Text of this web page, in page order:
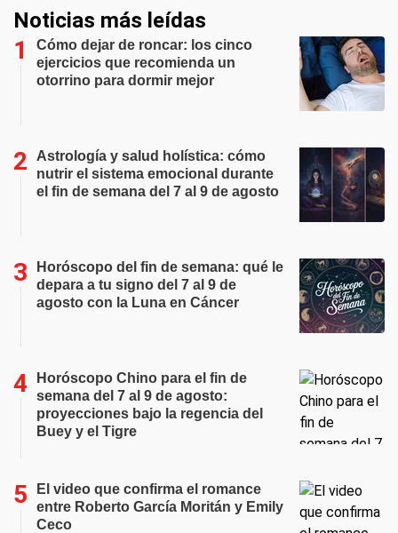
Noticias más leídas
Cómo dejar de roncar: los cinco
ejercicios que recomienda un
otorrino para dormir mejor
Astrología y salud holística: cómo
nutrir el sistema emocional durante
el fin de semana del 7 al 9 de agosto
Horóscopo del fin de semana: qué le
depara a tu signo del 7 al 9 de
agosto con la Luna en Cáncer
Horóscopo Chino para el fin de
semana del 7 al 9 de agosto:
proyecciones bajo la regencia del
Buey y el Tigre
El video que confirma el romance
entre Roberto García Moritán y Emily
Ceco